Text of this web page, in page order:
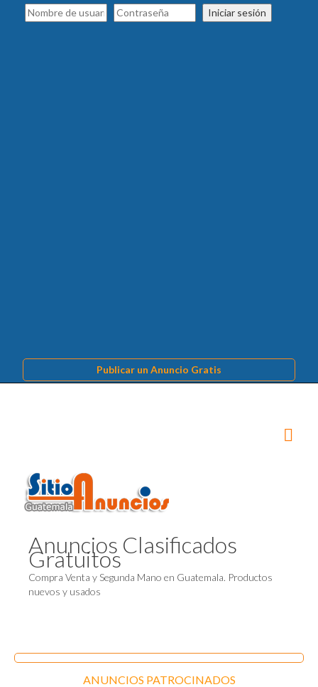
Iniciar sesión
Publicar un Anuncio Gratis
Anuncios Clasificados
Gratuitos
Compra Venta y Segunda Mano en Guatemala. Productos
nuevos y usados
ANUNCIOS PATROCINADOS